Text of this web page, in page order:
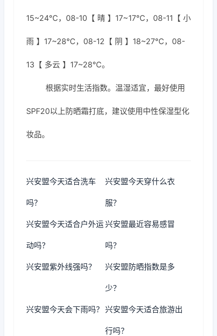
15~24℃，08-10【 晴 】17~17℃，08-11【 小
雨 】17~28℃，08-12【 阴 】18~27℃，08-
13【 多云 】17~28℃。
根据实时生活指数。温湿适宜，最好使用
SPF20以上防晒霜打底，建议使用中性保湿型化
妆品。
兴安盟今天适合洗车
吗？
兴安盟今天穿什么衣
服？
兴安盟今天适合户外运
动吗？
兴安盟最近容易感冒
吗？
兴安盟紫外线强吗？ 兴安盟防晒指数是多
少？
兴安盟今天会下雨吗？ 兴安盟今天适合旅游出
行吗？